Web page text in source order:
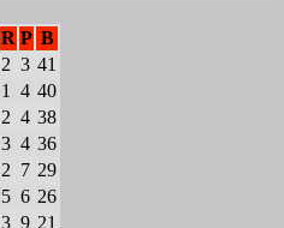
R P B
2 3 41
1 4 40
2 4 38
3 4 36
2 7 29
5 6 26
3 9 21